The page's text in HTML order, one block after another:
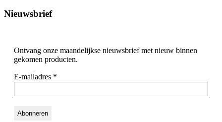
Nieuwsbrief
Ontvang onze maandelijkse nieuwsbrief met nieuw binnen
gekomen producten.
E-mailadres *